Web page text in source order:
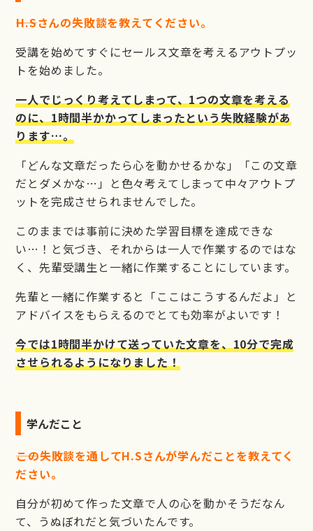
――H.Sさんの失敗談を教えてください。
受講を始めてすぐにセールス文章を考えるアウトプッ
トを始めました。
一人でじっくり考えてしまって、1つの文章を考える
のに、1時間半かかってしまったという失敗経験があ
ります…。
「どんな文章だったら心を動かせるかな」「この文章
だとダメかな…」と色々考えてしまって中々アウトプ
ットを完成させられませんでした。
このままでは事前に決めた学習目標を達成できな
い…！と気づき、それからは一人で作業するのではな
く、先輩受講生と一緒に作業することにしています。
先輩と一緒に作業すると「ここはこうするんだよ」と
アドバイスをもらえるのでとても効率がよいです！
今では1時間半かけて送っていた文章を、10分で完成
させられるようになりました！
学んだこと
――この失敗談を通してH.Sさんが学んだことを教えてく
ださい。
自分が初めて作った文章で人の心を動かそうだなん
て、うぬぼれだと気づいたんです。